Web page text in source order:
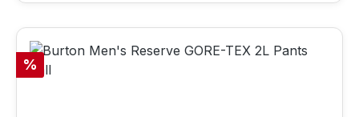
Rabatt
%